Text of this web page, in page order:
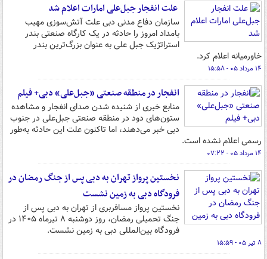
علت انفجار جبل‌علی امارات اعلام شد
سازمان دفاع مدنی دبی علت آتش‌سوزی مهیب
بامداد امروز را حادثه در یک کارگاه صنعتی بندر
استراتژیک جبل علی به عنوان بزرگ‌ترین بندر
خاورمیانه اعلام کرد.
۱۴ مرداد ۰۵ - ۱۵:۵۸
انفجار در منطقه صنعتی «جبل‌علی» دبی+ فیلم
منابع خبری از شنیده شدن صدای انفجار و مشاهده
ستون‌های دود در منطقه صنعتی جبل‌علی در جنوب
دبی خبر می‌دهند، اما تاکنون علت این حادثه به‌طور
رسمی اعلام نشده است.
۱۴ مرداد ۰۵ - ۰۷:۲۲
نخستین پرواز تهران به دبی پس از جنگ رمضان در
فرودگاه دبی به زمین نشست
نخستین پرواز مسافربری از تهران به دبی پس از
جنگ تحمیلی رمضان، روز دوشنبه ۸ تیرماه ۱۴۰۵ در
فرودگاه بین‌المللی دبی به زمین نشست.
۸ تیر ۰۵ - ۱۵:۵۹